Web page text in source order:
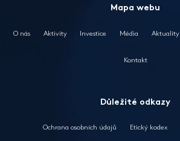
Mapa webu
O nás Aktivity Investice Média Aktuality
Kontakt
Důležité odkazy
Ochrana osobních údajů Etický kodex